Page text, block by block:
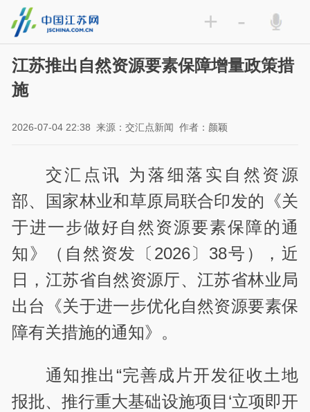
+ -
江苏推出自然资源要素保障增量政策措
施
2026-07-04 22:38 来源：交汇点新闻 作者：颜颖
交汇点讯 为落细落实自然资源
部、国家林业和草原局联合印发的《关
于进一步做好自然资源要素保障的通
知》（自然资发〔2026〕38号），近
日，江苏省自然资源厅、江苏省林业局
出台《关于进一步优化自然资源要素保
障有关措施的通知》。
通知推出“完善成片开发征收土地
报批、推行重大基础设施项目‘立项即开